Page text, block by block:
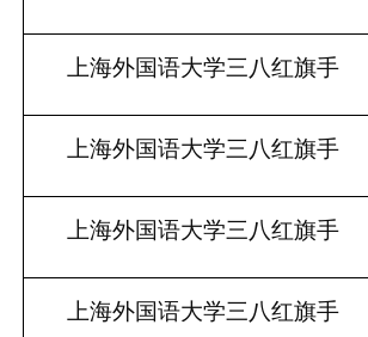
上海外国语大学三八红旗手
上海外国语大学三八红旗手
上海外国语大学三八红旗手
上海外国语大学三八红旗手